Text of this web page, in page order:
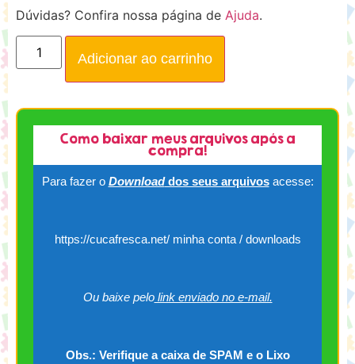
Dúvidas? Confira nossa página de Ajuda.
Adicionar ao carrinho
Como baixar meus arquivos após a
compra!
Para fazer o Downloaddos seus arquivos acesse:
https://cucafresca.net/ minha conta / downloads
Ou baixe pelolink enviado no e-mail.
Obs.: Verifique a caixa de SPAM e o Lixo